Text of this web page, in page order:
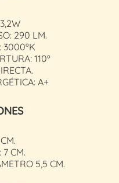
290 LM.
3000ºK
110º
A+
7 CM.
5,5 CM.